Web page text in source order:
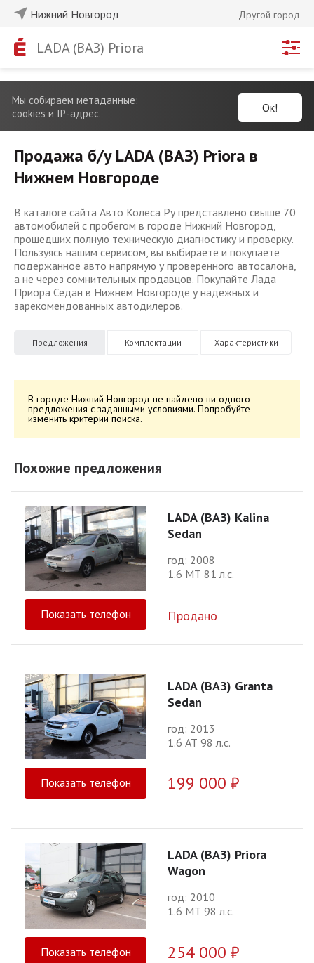
Нижний Новгород Другой город
LADA (ВАЗ) Priora
Мы собираем метаданные:
cookies и IP-адрес.
Ок!
Продажа б/у LADA (ВАЗ) Priora в
Нижнем Новгороде
В каталоге сайта Авто Колеса Ру представлено свыше 70
автомобилей с пробегом в городе Нижний Новгород,
прошедших полную техническую диагностику и проверку.
Пользуясь нашим сервисом, вы выбираете и покупаете
подержанное авто напрямую у проверенного автосалона,
а не через сомнительных продавцов. Покупайте Лада
Приора Седан в Нижнем Новгороде у надежных и
зарекомендованных автодилеров.
Предложения Комплектации Характеристики
В городе Нижний Новгород не найдено ни одного
предложения с заданными условиями. Попробуйте
изменить критерии поиска.
Похожие предложения
LADA (ВАЗ) Kalina
Sedan
год: 2008
1.6 МТ 81 л.с.
Показать телефон Продано
LADA (ВАЗ) Granta
Sedan
год: 2013
1.6 АТ 98 л.с.
Показать телефон 199 000 ₽
LADA (ВАЗ) Priora
Wagon
год: 2010
1.6 МТ 98 л.с.
Показать телефон 254 000 ₽